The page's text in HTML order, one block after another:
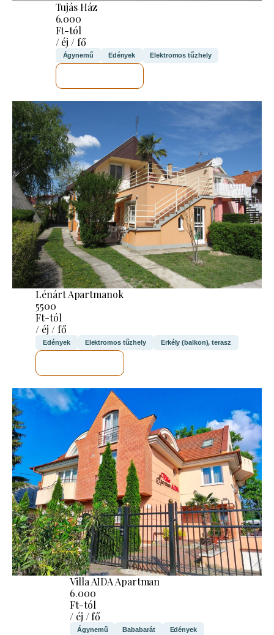
Tujás Ház
6.000
Ft-tól
/ éj / fő
Ágynemű Edények Elektromos tűzhely
Lénárt Apartmanok
5500
Ft-tól
/ éj / fő
Edények Elektromos tűzhely Erkély (balkon), terasz
Villa AIDA Apartman
6.000
Ft-tól
/ éj / fő
Ágynemű Bababarát Edények